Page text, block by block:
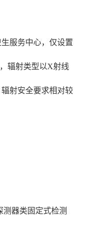
服务中心，仅设置
辐射类型以X射线
射安全要求相对较
器类固定式检测